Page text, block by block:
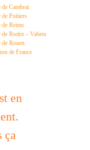
de Cambrai
de Poitiers
de Reims
Rodez – Vabres
de Rouen
de France
en
ça